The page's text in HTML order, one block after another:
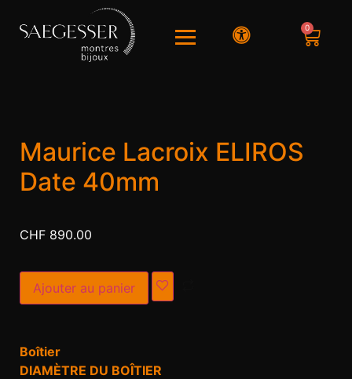
0
Maurice Lacroix ELIROS
Date 40mm
CHF 890.00
Ajouter au panier
Boîtier
DIAMÈTRE DU BOÎTIER